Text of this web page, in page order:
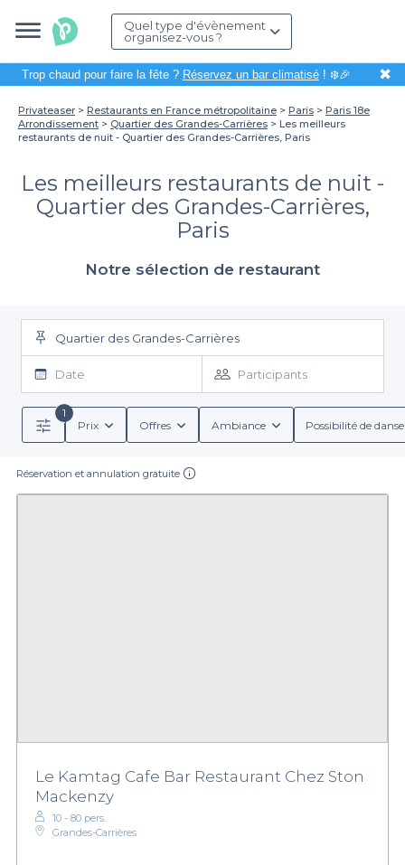
Quel type d'évènement
organisez-vous ?
Trop chaud pour faire la fête ? Réservez un bar climatisé! ❄️🎉 ✖
Privateaser Restaurants en France métropolitaine Paris
Paris 18e
Arrondissement
Quartier des Grandes-Carrières
Les meilleurs
restaurants de nuit - Quartier des Grandes-Carrières, Paris
Les meilleurs restaurants de nuit -
Quartier des Grandes-Carrières,
Paris
Notre sélection de restaurant
Quartier des Grandes-Carrières
Date Participants
1
Prix
Offres Ambiance Possibilité de
Réservation et annulation gratuite
Le Kamtag Cafe Bar Restaurant Chez Ston
Mackenzy
10 - 80 pers.
Grandes-Carrières